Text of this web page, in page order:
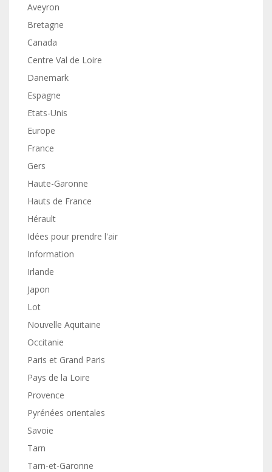
Aveyron
Bretagne
Canada
Centre Val de Loire
Danemark
Espagne
Etats-Unis
Europe
France
Gers
Haute-Garonne
Hauts de France
Hérault
Idées pour prendre l'air
Information
Irlande
Japon
Lot
Nouvelle Aquitaine
Occitanie
Paris et Grand Paris
Pays de la Loire
Provence
Pyrénées orientales
Savoie
Tarn
Tarn-et-Garonne